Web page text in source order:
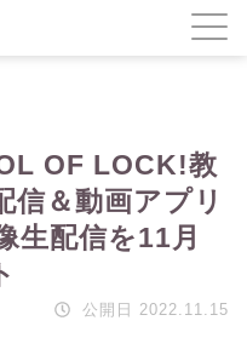
OF LOCK!教
信＆動画アプリ
生配信を11月
公開日 2022.11.15